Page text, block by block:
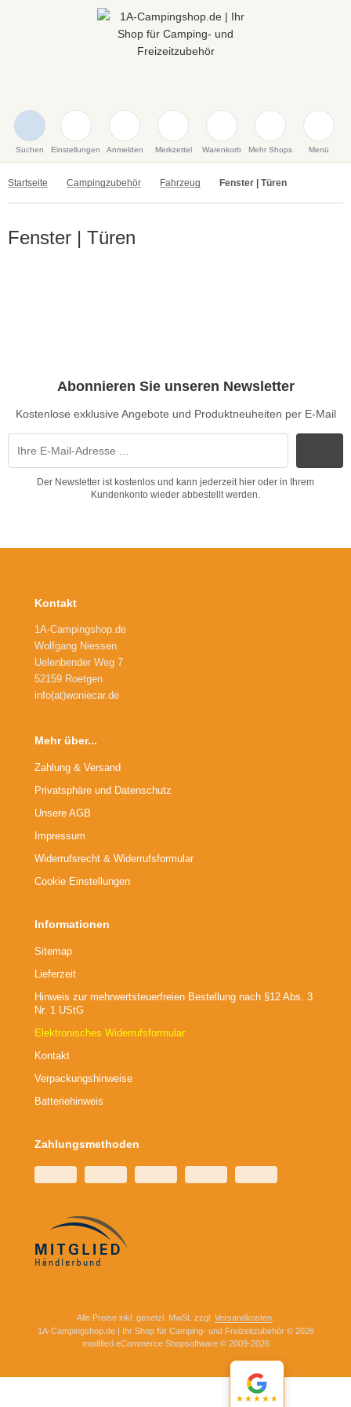
Suchen Einstellungen Anmelden Merkzettel Warenkorb Mehr Shops Menü
Startseite Campingzubehör Fahrzeug Fenster | Türen
Fenster | Türen
Abonnieren Sie unseren Newsletter
Kostenlose exklusive Angebote und Produktneuheiten per E-Mail
Der Newsletter ist kostenlos und kann jederzeit hier oder in Ihrem
Kundenkonto wieder abbestellt werden.
Kontakt
1A-Campingshop.de
Wolfgang Niessen
Uelenbender Weg 7
52159 Roetgen
info(at)woniecar.de
Mehr über...
Zahlung & Versand
Privatsphäre und Datenschutz
Unsere AGB
Impressum
Widerrufsrecht & Widerrufsformular
Cookie Einstellungen
Informationen
Sitemap
Lieferzeit
Hinweis zur mehrwertsteuerfreien Bestellung nach §12 Abs. 3
Nr. 1 UStG
Elektronisches Widerrufsformular
Kontakt
Verpackungshinweise
Batteriehinweis
Zahlungsmethoden
Alle Preise inkl. gesetzl. MwSt. zzgl. Versandkosten
1A-Campingshop.de | Ihr Shop für Camping- und Freizeitzubehör © 2026
modified eCommerce Shopsoftware © 2009-2026
★★★★★
★★★★★